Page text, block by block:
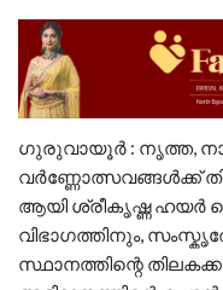
ഗുരുവായൂർ : നൃത്ത,
വർണ്ണോത്സവങ്ങൾക്ക്
ആയി ശ്രീകൃഷ്ണ ഹയർ
വിഭാഗത്തിനും,
സ്ഥാനത്തിന്റെ